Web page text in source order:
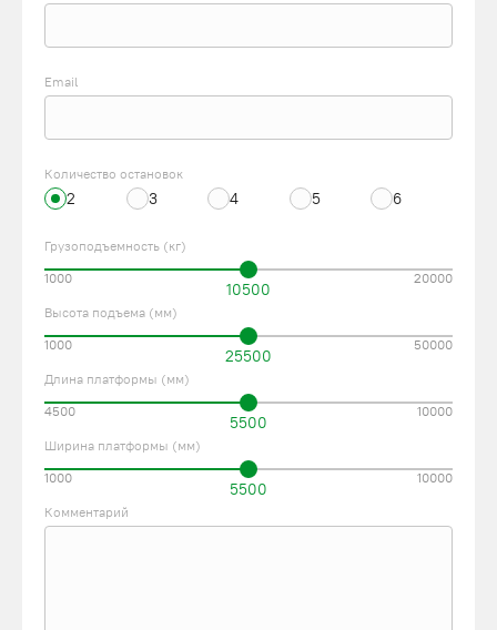
Email
Количество остановок
2 3 4 5 6
Грузоподъемность (кг)
10500
1000 20000
Высота подъема (мм)
25500
1000 50000
Длина платформы (мм)
5500
4500 10000
Ширина платформы (мм)
5500
1000 10000
Комментарий